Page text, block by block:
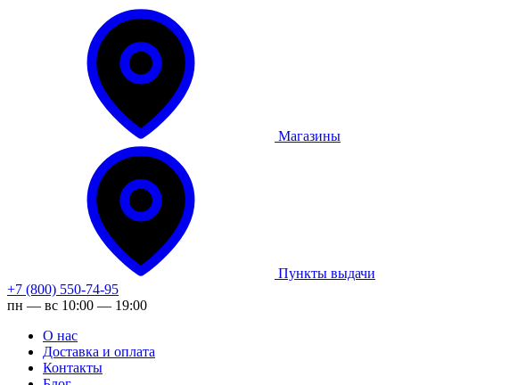
Магазины
Пункты выдачи
+7 (800) 550-74-95
пн — вс 10:00 — 19:00
О нас
Доставка и оплата
Контакты